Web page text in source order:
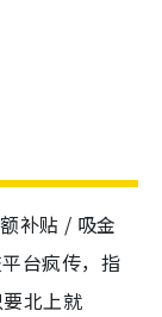
补贴 / 吸金
台疯传，指
北上就